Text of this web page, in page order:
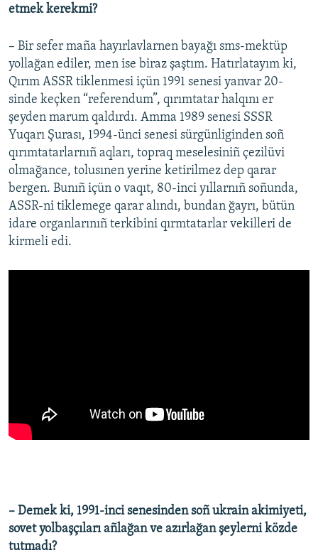
etmek kerekmi?
– Bir sefer maña hayırlavlarnen bayağı sms-mektüp
yollağan ediler, men ise biraz şaştım. Hatırlatayım ki,
Qırım ASSR tiklenmesi içün 1991 senesi yanvar 20-
sinde keçken “referendum”, qırımtatar halqını er
şeyden marum qaldırdı. Amma 1989 senesi SSSR
Yuqarı Şurası, 1994-ünci senesi sürgünliginden soñ
qırımtatarlarnıñ aqları, topraq meselesiniñ çezilüvi
olmağance, tolusınen yerine ketirilmez dep qarar
bergen. Bunıñ içün o vaqıt, 80-inci yıllarnıñ soñunda,
ASSR-ni tiklemege qarar alındı, bundan ğayrı, bütün
idare organlarınıñ terkibini qırmtatarlar vekilleri de
kirmeli edi.
– Demek ki, 1991-inci senesinden soñ ukrain akimiyeti,
sovet yolbaşçıları añlağan ve azırlağan şeylerni közde
tutmadı?